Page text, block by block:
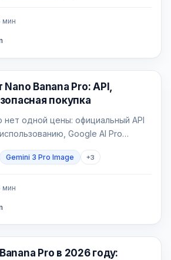
мин
ИИBanana Pro: API,
покупка
нет одной цены: официальный API
Google AI Pro
Gemini 3 Pro Image +3
мин
ИИ Pro в 2026 году: